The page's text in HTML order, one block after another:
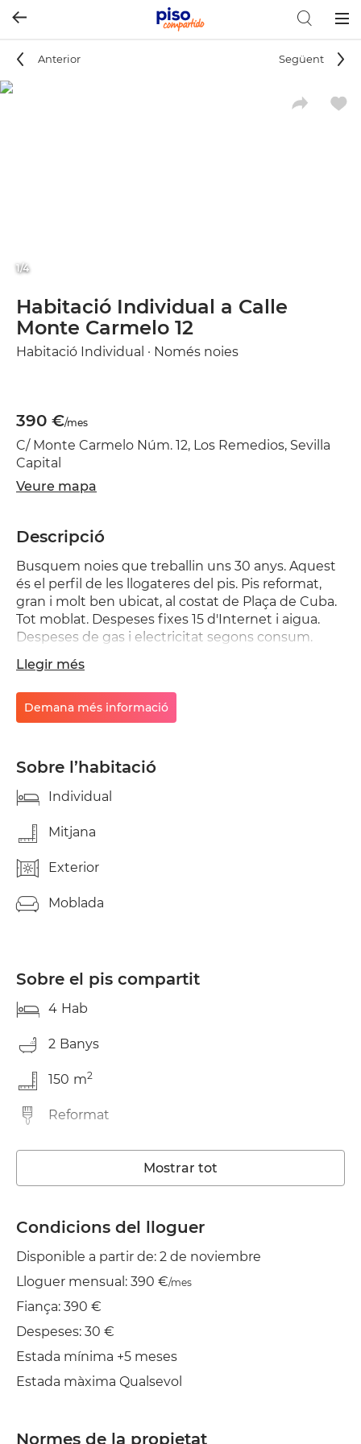
Anterior Següent
1/4
Habitació Individual a Calle
Monte Carmelo 12
Habitació Individual · Només noies
390 €/mes
C/ Monte Carmelo Núm. 12, Los Remedios, Sevilla
Capital
Veure mapa
Descripció
Busquem noies que treballin uns 30 anys. Aquest
és el perfil de les llogateres del pis. Pis reformat,
gran i molt ben ubicat, al costat de Plaça de Cuba.
Tot moblat. Despeses fixes 15 d'Internet i aigua.
Despeses de gas i electricitat segons consum.
perquè porten anys al pis i prioritzen que hi hagi
bon ambient. Estades llargues, a partir de 5 mesos.
No trucar, millor missatges.
Llegir més
Demana més informació
Sobre l’habitació
Individual
Mitjana
Exterior
Moblada
Sobre el pis compartit
4 Hab
2 Banys
150 m2
Reformat
Rentadora
Ascensor
Wifi
TV
Assecadora
Mostrar tot
Condicions del lloguer
Disponible a partir de: 2 de noviembre
Lloguer mensual: 390 €/mes
Fiança: 390 €
Despeses: 30 €
Estada mínima +5 meses
Estada màxima Qualsevol
Normes de la propietat